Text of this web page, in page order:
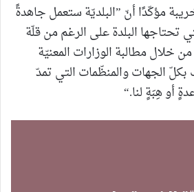
مؤكّدًا أنّ ”البلديّة ستعمل جاهدةً
تحتاجها البلدة على الرغم من قلّة
خلال مطالبة الوزارات المعنيّة
بكلّ الجهات والمنظّمات التي تمدّ
أو هِبَةٍ لنا.“